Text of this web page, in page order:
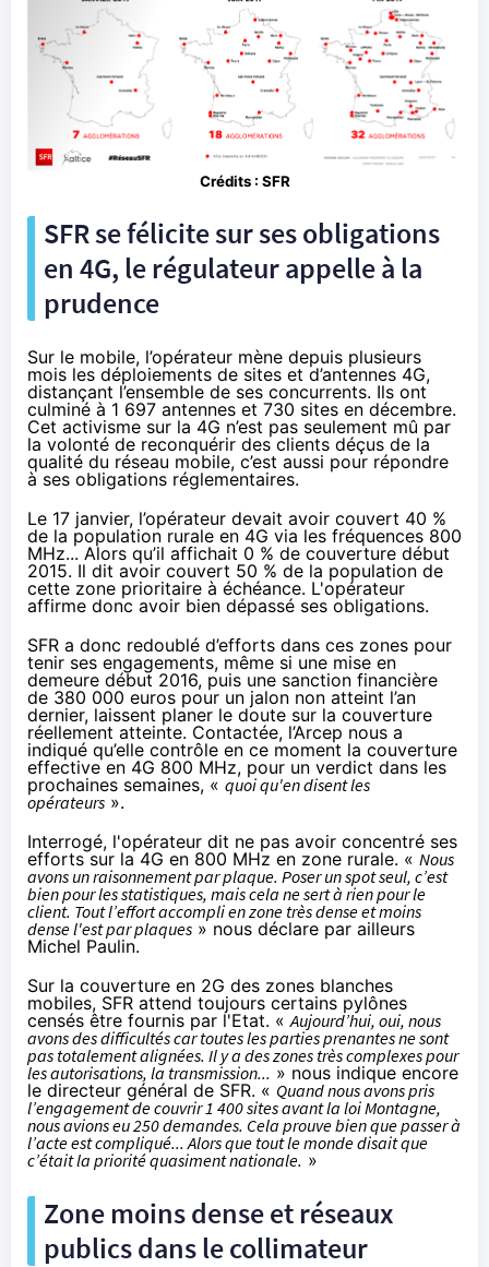
Crédits : SFR
SFRse félicite sur ses obligations
en 4G, le régulateur appelle à la
prudence
Sur le mobile, l’opérateur mène depuis plusieurs
mois les déploiements de sites et d’antennes 4G,
distançant l’ensemble de ses concurrents. Ils ont
culminé à 1 697 antennes et 730 sites en décembre.
Cet activisme sur la 4G n’est pas seulement mû par
la volonté de reconquérir des clients déçus de la
qualité du réseau mobile, c’est aussi pour répondre
à ses obligations réglementaires.
Le 17 janvier, l’opérateur devait avoir couvert 40 %
de la population rurale en 4G via les fréquences 800
MHz... Alors qu’il affichait 0 % de couverture début
2015. Il dit avoir couvert 50 % de la population de
cette zone prioritaire à échéance. L'opérateur
affirme donc avoir bien dépassé ses obligations.
SFR a donc redoublé d’efforts dans ces zones pour
tenir ses engagements, même si une mise en
demeure début 2016, puis une sanction financière
de 380 000 euros pour un jalon non atteint l’an
dernier, laissent planer le doute sur la couverture
réellement atteinte. Contactée, l’Arcep nous a
indiqué qu’elle contrôle en ce moment la couverture
effective en 4G 800 MHz, pour un verdict dans les
prochaines semaines, « quoi qu'en disent les
opérateurs ».
Interrogé, l'opérateur dit ne pas avoir concentré ses
efforts sur la 4G en 800 MHz en zone rurale. « Nous
avons un raisonnement par plaque. Poser un spot seul, c’est
bien pour les statistiques, mais cela ne sert à rien pour le
client. Tout l’effort accompli en zone très dense et moins
dense l'est par plaques » nous déclare par ailleurs
Michel Paulin.
Sur la couverture en 2G des zones blanches
mobiles, SFR attend toujours certains pylônes
censés être fournis par l'Etat. « Aujourd’hui, oui, nous
avons des difficultés car toutes les parties prenantes ne sont
pas totalement alignées. Il y a des zones très complexes pour
les autorisations, la transmission... » nous indique encore
le directeur général de SFR. « Quand nous avons pris
l’engagement de couvrir 1 400 sites avant la loi Montagne,
nous avions eu 250 demandes. Cela prouve bien que passer à
l’acte est compliqué... Alors que tout le monde disait que
c’était la priorité quasiment nationale. »
Zone moins dense et réseaux
publics dans le collimateur